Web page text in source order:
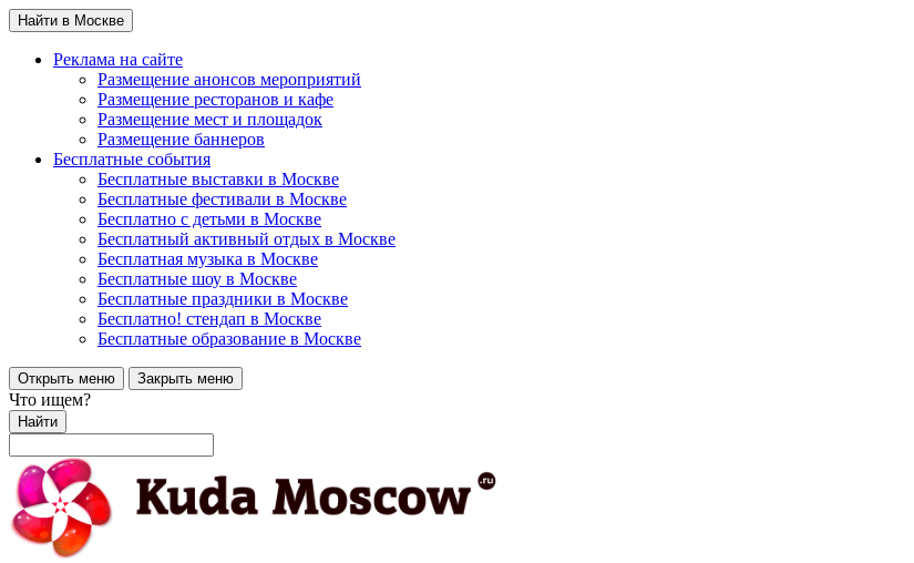
Найти в Москве
Реклама на сайте
Размещение анонсов мероприятий
Размещение ресторанов и кафе
Размещение мест и площадок
Размещение баннеров
Бесплатные события
Бесплатные выставки в Москве
Бесплатные фестивали в Москве
Бесплатно с детьми в Москве
Бесплатный активный отдых в Москве
Бесплатная музыка в Москве
Бесплатные шоу в Москве
Бесплатные праздники в Москве
Бесплатно! стендап в Москве
Бесплатные образование в Москве
Открыть меню Закрыть меню
Что ищем?
Найти